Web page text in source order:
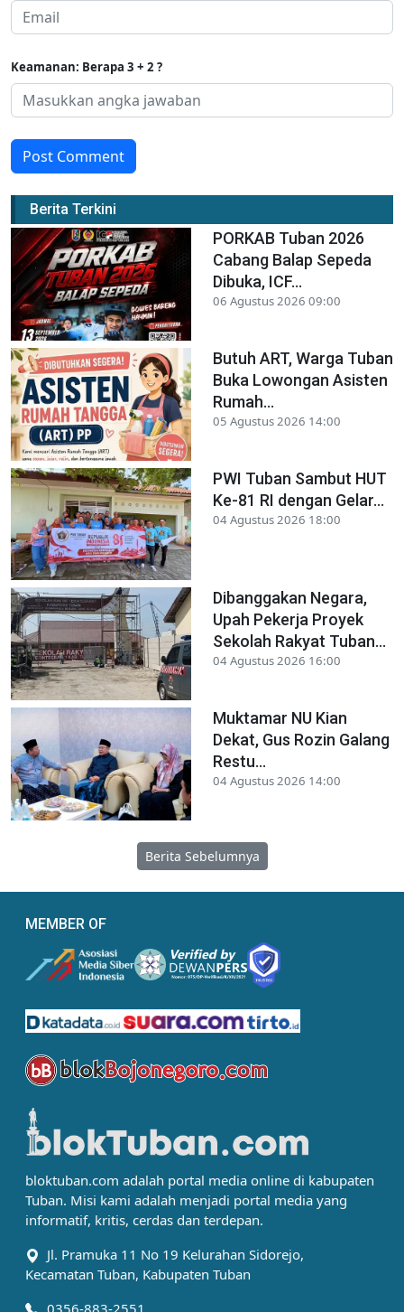
Keamanan: Berapa 3 + 2 ?
Post Comment
Berita Terkini
PORKAB Tuban 2026
Cabang Balap Sepeda
Dibuka, ICF...
06 Agustus 2026 09:00
Butuh ART, Warga Tuban
Buka Lowongan Asisten
Rumah...
05 Agustus 2026 14:00
PWI Tuban Sambut HUT
Ke-81 RI dengan Gelar...
04 Agustus 2026 18:00
Dibanggakan Negara,
Upah Pekerja Proyek
Sekolah Rakyat Tuban...
04 Agustus 2026 16:00
Muktamar NU Kian
Dekat, Gus Rozin Galang
Restu...
04 Agustus 2026 14:00
Berita Sebelumnya
MEMBER OF
bloktuban.com adalah portal media online di kabupaten
Tuban. Misi kami adalah menjadi portal media yang
informatif, kritis, cerdas dan terdepan.
Jl. Pramuka 11 No 19 Kelurahan Sidorejo,
Kecamatan Tuban, Kabupaten Tuban